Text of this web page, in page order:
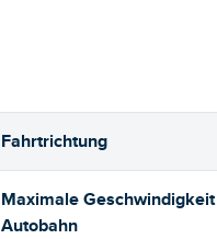
Fahrtrichtung
Maximale
Autobahn